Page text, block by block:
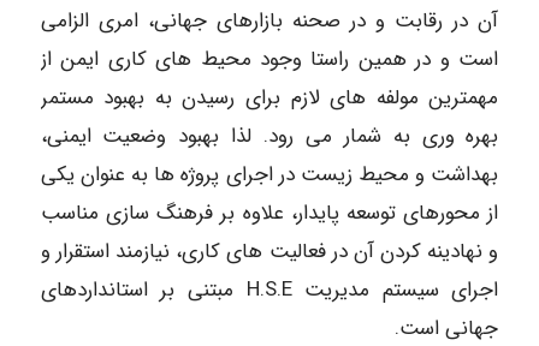
آن در رقابت و در صحنه بازارهای جهانی، امری الزامی
است و در همین راستا وجود محیط های کاری ایمن از
مهمترین مولفه های لازم برای رسیدن به بهبود مستمر
بهره وری به شمار می رود. لذا بهبود وضعیت ایمنی،
بهداشت و محیط زیست در اجرای پروژه ها به عنوان یکی
از محورهای توسعه پایدار، علاوه بر فرهنگ سازی مناسب
و نهادینه کردن آن در فعالیت های کاری، نیازمند استقرار و
اجرای سیستم مدیریت H.S.E مبتنی بر استانداردهای
جهانی است.